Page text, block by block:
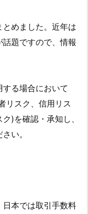
めました。近年は
題ですので、情報
る場合において
リスク、信用リス
)を確認・承知し、
い。
本では取引手数料